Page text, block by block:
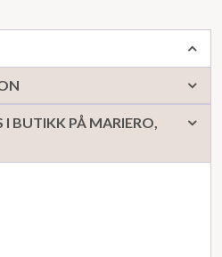
I BUTIKK PÅ MARIERO,